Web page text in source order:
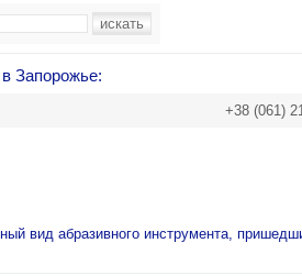
в Запорожье:
+38 (061)
вид абразивного инструмента,